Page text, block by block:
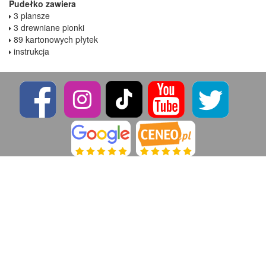
Pudełko zawiera
3 plansze
3 drewniane pionki
89 kartonowych płytek
instrukcja